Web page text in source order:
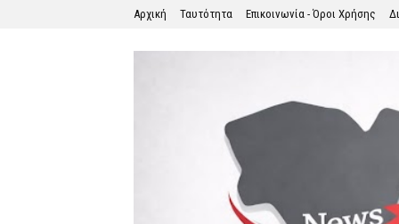
Αρχική Ταυτότητα Επικοινωνία - Όροι Χρήσης